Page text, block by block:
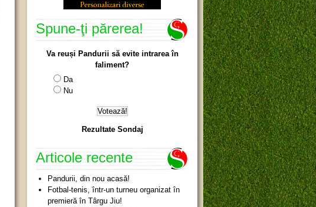
Spune-ţi părerea!
Va reuși Pandurii să evite intrarea în
faliment?
Da
Nu
Rezultate Sondaj
Articole recente
Pandurii, din nou acasă!
Fotbal-tenis, într-un turneu organizat în
premieră în Târgu Jiu!